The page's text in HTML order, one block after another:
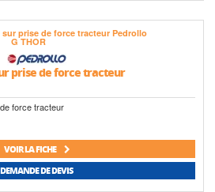
prise de force tracteur
force tracteur
VOIR LA FICHE
DEMANDE DE DEVIS